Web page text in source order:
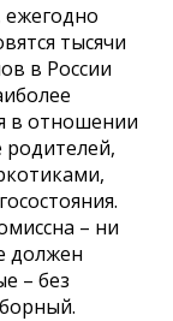
тысячи
в России
в отношении
родителей,
– ни
должен
– без